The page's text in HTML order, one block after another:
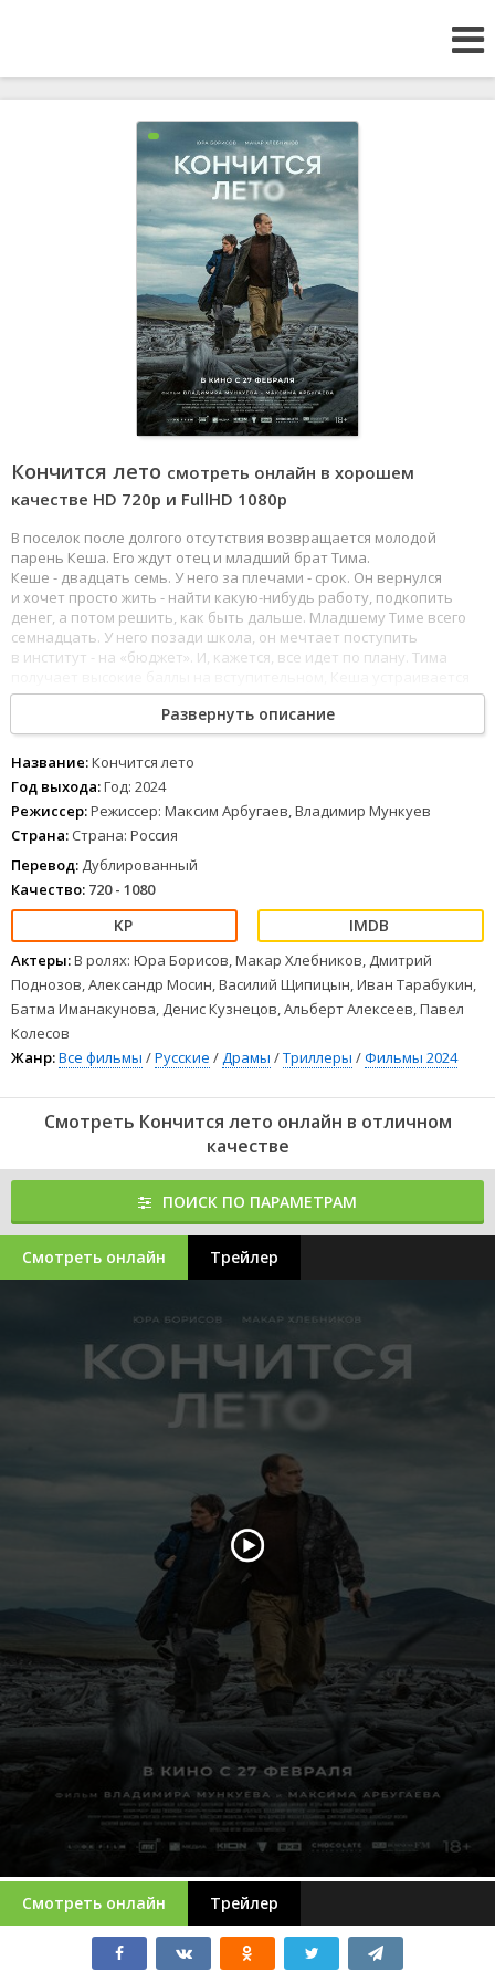
Кончится лето смотреть онлайн в хорошем
качестве HD 720p и FullHD 1080р
В поселок после долгого отсутствия возвращается молодой
парень Кеша. Его ждут отец и младший брат Тима.
Кеше - двадцать семь. У него за плечами - срок. Он вернулся
и хочет просто жить - найти какую-нибудь работу, подкопить
денег, а потом решить, как быть дальше. Младшему Тиме всего
семнадцать. У него позади школа, он мечтает поступить
в институт - на «бюджет». И, кажется, все идет по плану. Тима
в золотодобывающую артель. Но очень быстро Кешу «кидают»
старатели, и он остается без работы и будущего и решает
отомстить. Он похищает золото и пускается в бега. Но не один,
а вместе с младшим братом. Кончится лето (Год: 2024) в хорошем
дублированным переводом.
Развернуть описание
Название:Кончится лето
Год выхода:Год: 2024
Режиссер:Режиссер: Максим Арбугаев, Владимир Мункуев
Страна: Страна: Россия
Перевод: Дублированный
Качество: 720 - 1080
Актеры:В ролях: Юра Борисов, Макар Хлебников, Дмитрий
Поднозов, Александр Мосин, Василий Щипицын, Иван Тарабукин,
Батма Иманакунова, Денис Кузнецов, Альберт Алексеев, Павел
Колесов
Жанр:Все фильмы /Русские /Драмы /Триллеры /Фильмы 2024
Смотреть Кончится лето онлайн в отличном
качестве
ПОИСК ПО ПАРАМЕТРАМ
Смотреть онлайн Трейлер
Смотреть онлайн Трейлер